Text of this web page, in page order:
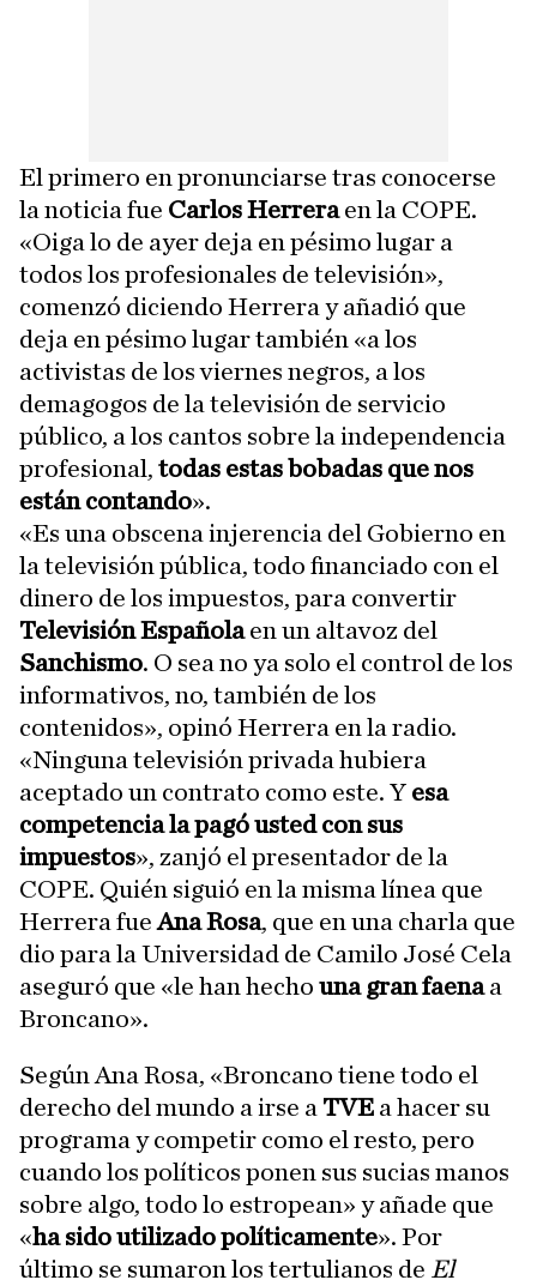
El primero en pronunciarse tras conocerse
la noticia fue Carlos Herreraen la COPE.
«Oiga lo de ayer deja en pésimo lugar a
todos los profesionales de televisión»,
comenzó diciendo Herrera y añadió que
deja en pésimo lugar también «a los
activistas de los viernes negros, a los
demagogos de la televisión de servicio
público, a los cantos sobre la independencia
profesional, todas estas bobadas que nos
están contando».
«Es una obscena injerencia del Gobierno en
la televisión pública, todo financiado con el
dinero de los impuestos, para convertir
Televisión Españolaen un altavoz del
Sanchismo. O sea no ya solo el control de los
informativos, no, también de los
contenidos», opinó Herrera en la radio.
«Ninguna televisión privada hubiera
aceptado un contrato como este. Y esa
competencia la pagó usted con sus
impuestos», zanjó el presentador de la
COPE. Quién siguió en la misma línea que
Herrera fueAna Rosa, que en una charla que
dio para la Universidad de Camilo José Cela
aseguró que «le han hecho una gran faenaa
Broncano».
Según Ana Rosa, «Broncano tiene todo el
derecho del mundo a irse a TVE a hacer su
programa y competir como el resto, pero
cuando los políticos ponen sus sucias manos
sobre algo, todo lo estropean» y añade que
«ha sido utilizado políticamente». Por
último se sumaron los tertulianos de El